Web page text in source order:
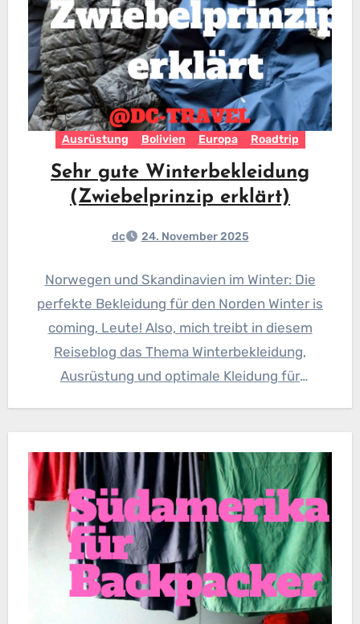
Ausrüstung Bolivien Europa Roadtrip
Sehr gute Winterbekleidung
(Zwiebelprinzip erklärt)
dc 24. November 2025
Norwegen und Skandinavien im Winter: Die
perfekte Bekleidung für den Norden Winter is
coming, Leute! Also, mich treibt in diesem
Reiseblog das Thema Winterbekleidung,
Ausrüstung und optimale Kleidung für